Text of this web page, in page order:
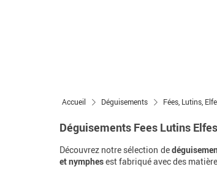
Accueil Déguisements Fées, Lutins,
Déguisements Fees Lutins
Découvrez notre sélection de
et nymphesest fabriqué avec des